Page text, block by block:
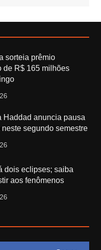
sorteia prêmio
de R$ 165 milhões
Haddad anuncia pausa
neste segundo semestre
dois eclipses; saiba
aos fenômenos